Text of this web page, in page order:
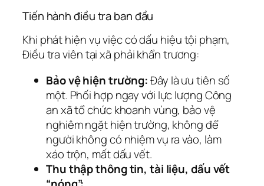
Tiến hành điều tra ban đầu
Khi phát hiện vụ việc có dấu hiệu tội phạm,
Điều tra viên tại xã phải khẩn trương:
Bảo vệ hiện trường:Đây là ưu tiên số
một. Phối hợp ngay với lực lượng Công
an xã tổ chức khoanh vùng, bảo vệ
nghiêm ngặt hiện trường, không để
người không có nhiệm vụ ra vào, làm
xáo trộn, mất dấu vết.
Thu thập thông tin, tài liệu, dấu vết